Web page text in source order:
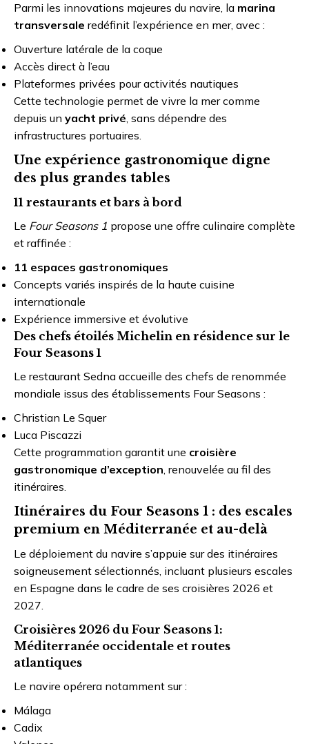
Parmi les innovations majeures du navire, la marina
transversale redéfinit l’expérience en mer, avec :
Ouverture latérale de la coque
Accès direct à l’eau
Plateformes privées pour activités nautiques
Cette technologie permet de vivre la mer comme
depuis un yacht privé, sans dépendre des
infrastructures portuaires.
Une expérience gastronomique digne
des plus grandes tables
11 restaurants et bars à bord
Le Four Seasons 1 propose une offre culinaire complète
et raffinée :
11 espaces gastronomiques
Concepts variés inspirés de la haute cuisine
internationale
Expérience immersive et évolutive
Des chefs étoilés Michelin en résidence sur le
Four Seasons 1
Le restaurant Sedna accueille des chefs de renommée
mondiale issus des établissements Four Seasons :
Christian Le Squer
Luca Piscazzi
Cette programmation garantit une croisière
gastronomique d’exception, renouvelée au fil des
itinéraires.
Itinéraires du Four Seasons 1 : des escales
premium en Méditerranée et au-delà
Le déploiement du navire s’appuie sur des itinéraires
soigneusement sélectionnés, incluant plusieurs escales
en Espagne dans le cadre de ses croisières 2026 et
2027.
Croisières 2026 du Four Seasons 1:
Méditerranée occidentale et routes
atlantiques
Le navire opérera notamment sur :
Málaga
Cadix